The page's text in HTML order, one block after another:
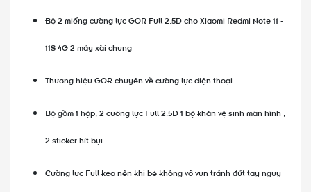
Bộ 2 miếng cường lực GOR Full 2.5D cho Xiaomi Redmi Note 11 -
11S 4G 2 máy xài chung
Thương hiệu GOR chuyên về cường lực điện thoại
Bộ gồm 1 hộp, 2 cường lực Full 2.5D 1 bộ khăn vệ sinh màn hình ,
2 sticker hít bụi.
Cường lực Full keo nên khi bẻ không vỡ vụn tránh đứt tay nguy